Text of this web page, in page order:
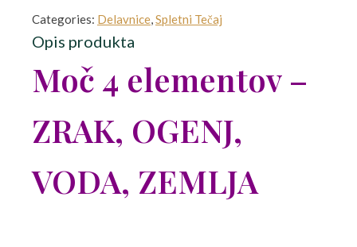
Categories: Delavnice,Spletni Tečaj
Opis produkta
Moč 4 elementov –
ZRAK, OGENJ,
VODA, ZEMLJA